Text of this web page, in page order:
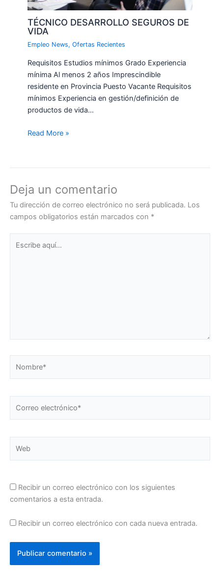
TÉCNICO DESARROLLO SEGUROS DE
VIDA
Empleo News,Ofertas Recientes
Requisitos Estudios mínimos Grado Experiencia
mínima Al menos 2 años Imprescindible
residente en Provincia Puesto Vacante Requisitos
mínimos Experiencia en gestión/definición de
productos de vida…
Read More »
Deja un comentario
Tu dirección de correo electrónico no será publicada. Los
campos obligatorios están marcados con *
aquí...
electrónico*
Recibir un correo electrónico con los siguientes
comentarios a esta entrada.
Recibir un correo electrónico con cada nueva entrada.